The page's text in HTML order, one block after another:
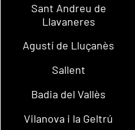
Sant Andreu de
Llavaneres
Agustí de Lluçanès
Sallent
Badia del Vallès
Vilanova i la Geltrú